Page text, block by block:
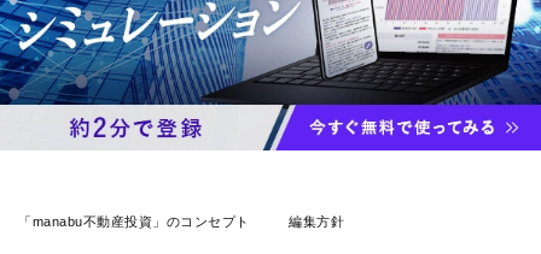
「manabu不動産投資」のコンセプト 編集方針